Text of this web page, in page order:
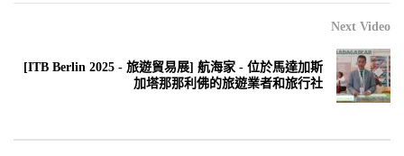
Next Video
[ITB Berlin 2025 - 旅遊貿易展] 航海家 - 位於馬達加斯
加塔那那利佛的旅遊業者和旅行社